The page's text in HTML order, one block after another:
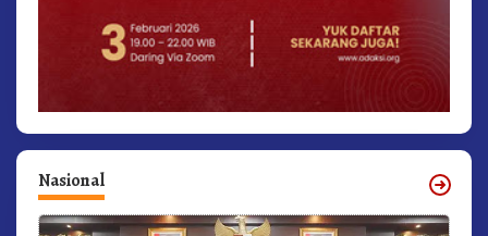
Nasional